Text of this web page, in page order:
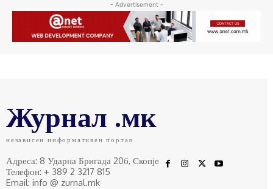
- Advertisement -
Журнал .мк
независен информативен портал
Адреса: 8 Ударна Бригада 20б, Скопје
Телефон: + 389 2 3217 815
Email: info @ zurnal.mk